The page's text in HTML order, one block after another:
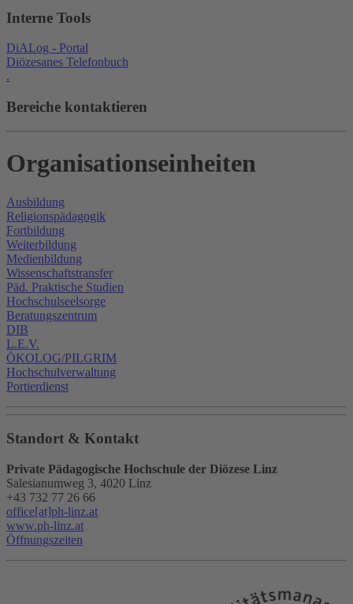
Interne Tools
DiALog - Portal
Diözesanes Telefonbuch
.
Bereiche kontaktieren
Organisationseinheiten
Ausbildung
Religionspädagogik
Fortbildung
Weiterbildung
Medienbildung
Wissenschaftstransfer
Päd. Praktische Studien
Hochschulseelsorge
Beratungszentrum
DIB
L.E.V.
ÖKOLOG/PILGRIM
Hochschulverwaltung
Portierdienst
Standort & Kontakt
Private Pädagogische Hochschule der Diözese Linz
Salesianumweg 3, 4020 Linz
+43 732 77 26 66
office[at]ph-linz.at
www.ph-linz.at
Öffnungszeiten